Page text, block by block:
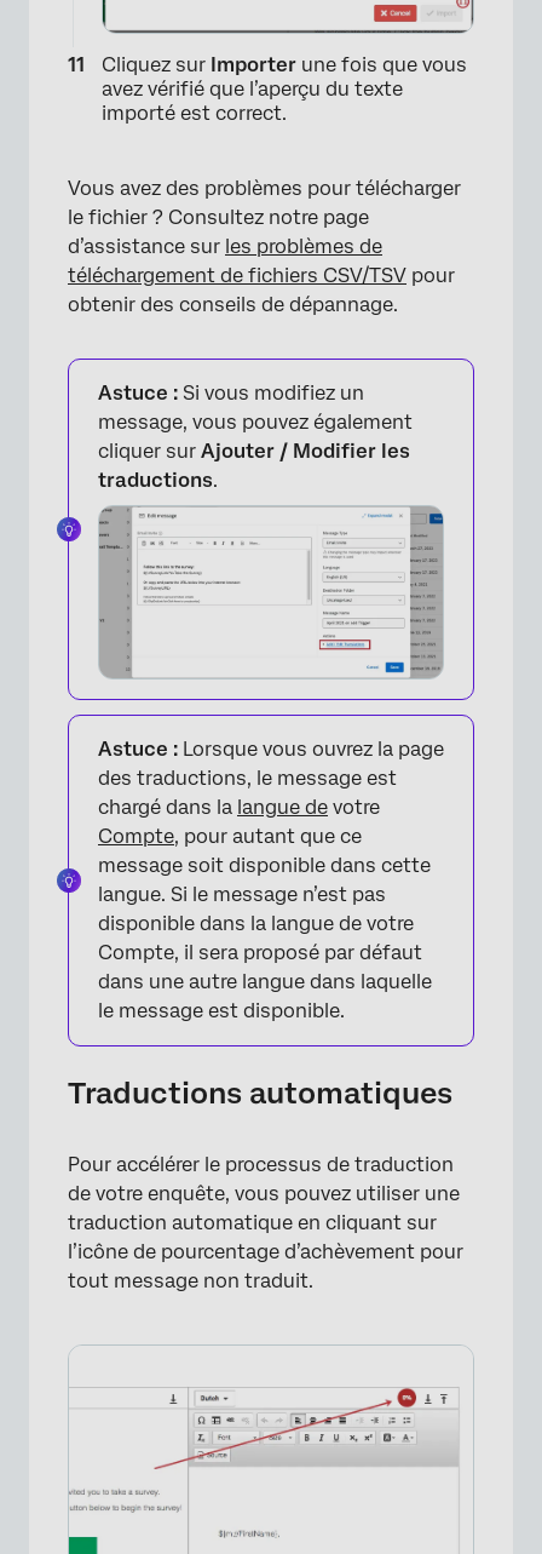
×
Cliquez sur Importer une fois que vous
avez vérifié que l’aperçu du texte
importé est correct.
Vous avez des problèmes pour télécharger
le fichier ? Consultez notre page
d’assistance sur les problèmes de
téléchargement de fichiers CSV/TSV pour
obtenir des conseils de dépannage.
Astuce : Si vous modifiez un
message, vous pouvez également
cliquer sur Ajouter / Modifier les
traductions.
Astuce : Lorsque vous ouvrez la page
des traductions, le message est
chargé dans la langue de votre
Compte, pour autant que ce
message soit disponible dans cette
langue. Si le message n’est pas
disponible dans la langue de votre
Compte, il sera proposé par défaut
dans une autre langue dans laquelle
le message est disponible.
Traductions automatiques
Pour accélérer le processus de traduction
de votre enquête, vous pouvez utiliser une
traduction automatique en cliquant sur
l’icône de pourcentage d’achèvement pour
tout message non traduit.